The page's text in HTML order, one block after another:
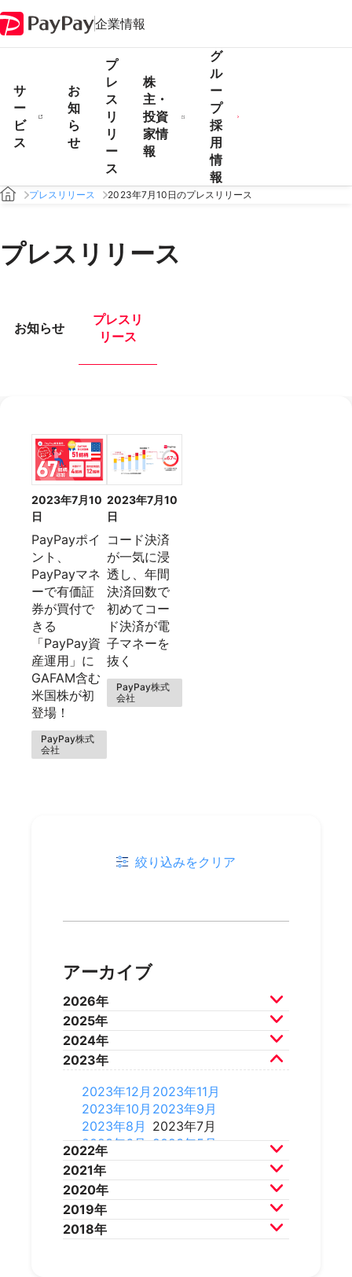
企業情報
サ
ー
ビ
ス
お
知
ら
せ
プ
レ
ス
リ
リ
ー
ス
株
主・
投資
家情
報
グ
ル
ー
プ
採
用
情
報
プレスリリース 2023年7月10日のプレスリリース
プレスリリース
お知らせ
プレスリ
リース
2023年7月10
日
PayPayポイ
ント、
PayPayマネ
ーで有価証
券が買付で
きる
「PayPay資
産運用」に
GAFAM含む
米国株が初
登場！
PayPay株式
会社
2023年7月10
日
コード決済
が一気に浸
透し、年間
決済回数で
初めてコー
ド決済が電
子マネーを
抜く
PayPay株式
会社
絞り込みをクリア
アーカイブ
2026年
2026年7月 2026年6月
2026年5月 2026年4月
2026年3月 2026年2月
2025年
2025年12月2025年11月
2025年10月2025年9月
2025年8月 2025年7月
2025年6月 2025年5月
2025年4月 2025年3月
2025年2月 2025年1月
2024年
2024年12月2024年11月
2024年10月 2024年9月
2024年8月 2024年7月
2024年6月 2024年5月
2024年4月 2024年3月
2024年2月 2024年1月
2023年
2023年12月 2023年11月
2023年10月 2023年9月
2023年8月 2023年7月
2023年6月 2023年5月
2023年4月 2023年3月
2023年2月 2023年1月
2022年
2022年12月2022年11月
2022年10月2022年9月
2022年8月 2022年7月
2022年6月
2021年
2021年12月2021年11月
2021年10月2021年9月
2021年8月 2021年7月
2020年
2020年12月2020年11月
2020年10月2020年9月
2019年
2019年12月2019年11月
2018年